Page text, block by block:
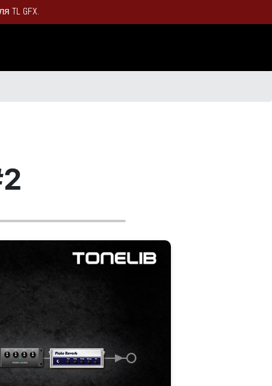
TL GFX.